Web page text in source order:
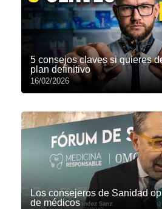
5 consejos claves si quieres
plan definitivo
16/02/2026
Los consejeros de Sanidad
de médicos